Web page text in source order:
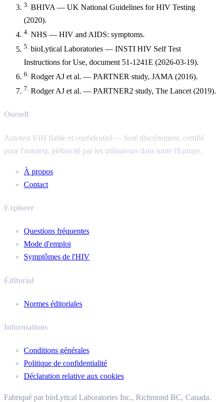
3. BHIVA — UK National Guidelines for HIV Testing
(2020).
4. NHS — HIV and AIDS: symptoms.
5. bioLytical Laboratories — INSTI HIV Self Test
Instructions for Use, document 51-1241E (2026-03-19).
6. Rodger AJ et al. — PARTNER study, JAMA (2016).
7. Rodger AJ et al. — PARTNER2 study, The Lancet (2019).
Oneself
Autotest VIH fiable et confidentiel — livré discrètement, certifié
pour l'autotest, plébiscité par les utilisateurs dans toute l'Europe.
À propos
Contact
Explorer
Questions fréquentes
Mode d'emploi
Symptômes de l'HIV
Éditorial
Normes éditoriales
Informations
Conditions générales
Politique de confidentialité
Déclaration relative aux cookies
Fabriqué par bioLytical Laboratories Inc., Richmond BC, Canada.